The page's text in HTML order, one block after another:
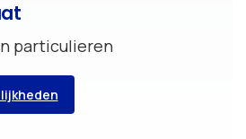
particulieren